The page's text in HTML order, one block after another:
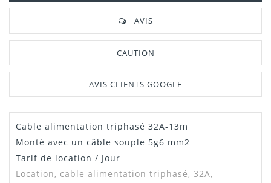
AVIS
CAUTION
AVIS CLIENTS GOOGLE
Dispo 1
Cable alimentation triphasé 32A-13m
Monté avec un câble souple 5g6 mm2
Tarif de location / Jour
Location, cable alimentation triphasé, 32A,